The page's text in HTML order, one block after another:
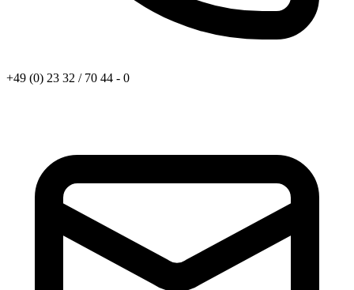
+49 (0) 23 32 / 70 44 - 0